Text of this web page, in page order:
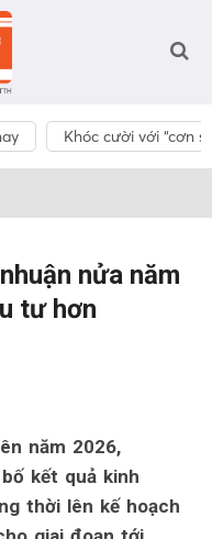
Khóc cười với “cơn
nửa năm
tư hơn
năm 2026,
kết quả kinh
thời lên kế hoạch